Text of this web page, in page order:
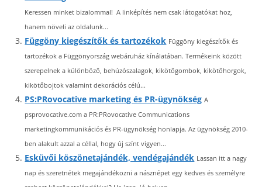
Keressen minket bizalommal! A linképítés nem csak látogatókat hoz,
hanem növeli az oldalunk...
Függöny kiegészítők és tartozékok Függöny kiegészítők és
tartozékok a Függönyország webáruház kínálatában. Termékeink között
szerepelnek a különböző, behúzószalagok, kikötőgombok, kikötőhorgok,
kikötőbojtok valamint dekorációs célú...
PS:PRovocative marketing és PR-ügynökség A
psprovocative.com a PR:PRovocative Communications
marketingkommunikációs és PR-ügynökség honlapja. Az ügynökség 2010-
ben alakult azzal a céllal, hogy új színt vigyen...
Esküvői köszönetajándék, vendégajándék Lassan itt a nagy
nap és szeretnétek megajándékozni a násznépet egy kedves és személyre